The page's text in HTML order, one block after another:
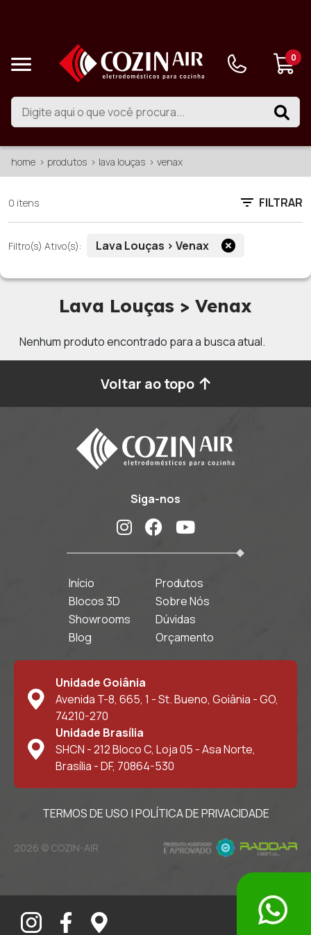
0
home produtos lava louças venax
0 itens FILTRAR
Filtro(s) Ativo(s): Lava Louças > Venax
Lava Louças > Venax
Nenhum produto encontrado para a busca atual.
Voltar ao topo
Siga-nos
Início
Produtos
Blocos 3D
Sobre Nós
Showrooms
Dúvidas
Blog
Orçamento
Unidade Goiânia
Avenida T-8, 665, 1 - St. Bueno, Goiânia - GO,
74210-270
Unidade Brasília
SHCN - 212 Bloco C, Loja 05 - Asa Norte,
Brasília - DF, 70864-530
TERMOS DE USO |POLÍTICA DE PRIVACIDADE
2026 © COZIN-AIR